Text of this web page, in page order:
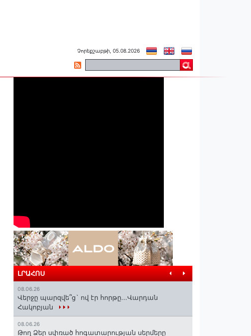
Չորեքշաբթի, 05.08.2026
ԼՐԱՀՈՍ
08.06.26
Վերջը պարզվե՞ց` ով էր հորթը...Վարդան
Հակոբյան
08.06.26
Թող Ձեր սփռած հոգատարության սերմերը